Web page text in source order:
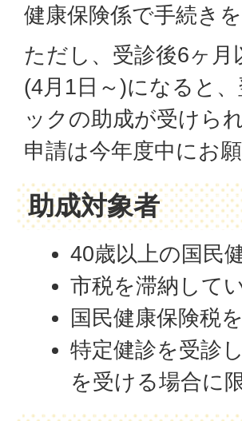
健康保険係で手続き
ただし、受診後6ヶ
(4月1日～)になると
ックの助成が受けら
申請は今年度中にお
助成対象者
40歳以上の国民
市税を滞納して
国民健康保険税
特定健診を受診
を受ける場合に限